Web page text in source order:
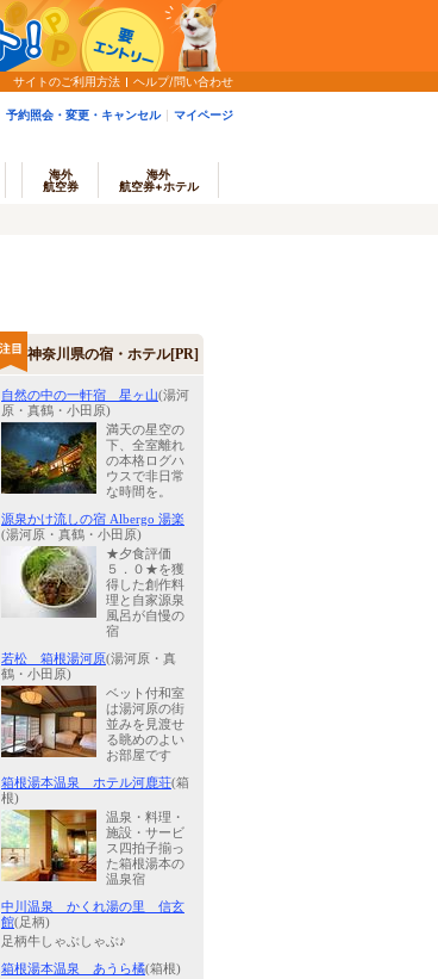
サイトのご利用方法 ヘルプ/問い合わせ
予約照会・変更・キャンセル マイページ
海外
航空券
海外
航空券+ホテル
神奈川県の宿・ホテル[PR]
自然の中の一軒宿 星ヶ山(湯河
原・真鶴・小田原)
満天の星空の
下、全室離れ
の本格ログハ
ウスで非日常
な時間を。
源泉かけ流しの宿 Albergo 湯楽
(湯河原・真鶴・小田原)
★夕食評価
５．０★を獲
得した創作料
理と自家源泉
風呂が自慢の
宿
若松 箱根湯河原(湯河原・真
鶴・小田原)
ベット付和室
は湯河原の街
並みを見渡せ
る眺めのよい
お部屋です
箱根湯本温泉 ホテル河鹿荘(箱
根)
温泉・料理・
施設・サービ
ス四拍子揃っ
た箱根湯本の
温泉宿
中川温泉 かくれ湯の里 信玄
館(足柄)
足柄牛しゃぶしゃぶ♪
箱根湯本温泉 あうら橘(箱根)